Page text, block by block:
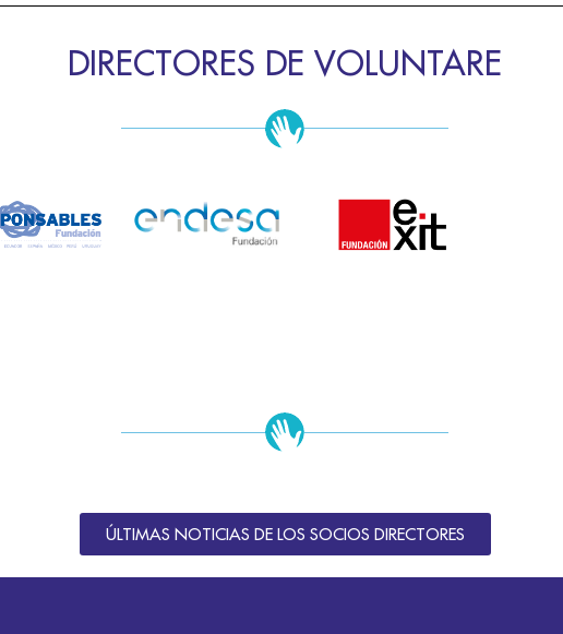
DIRECTORES DE VOLUNTARE
ÚLTIMAS NOTICIAS DE LOS SOCIOS DIRECTORES